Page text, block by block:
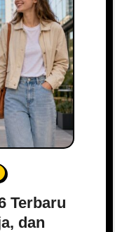
Terbaru
dan